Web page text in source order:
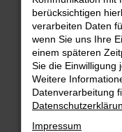
Fehler:
Beim Laden ist
Hier sind ein paar
Überprüfe
Laden andere
Suchmaschine?
berücksichtigen
verarbeiten Daten
wenn Sie uns Ihre
einem späteren
Sie die Einwilligung
Weitere
Datenverarbeitung
Impressum